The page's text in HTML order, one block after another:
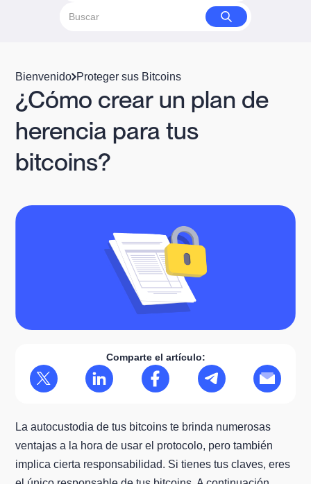
Bienvenido Proteger sus Bitcoins
¿Cómo crear un plan de
herencia para tus
bitcoins?
Comparte el artículo:
La autocustodia de tus bitcoins te brinda numerosas
ventajas a la hora de usar el protocolo, pero también
implica cierta responsabilidad. Si tienes tus claves, eres